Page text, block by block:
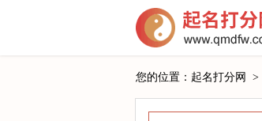
您的位置： 起名打分网 >